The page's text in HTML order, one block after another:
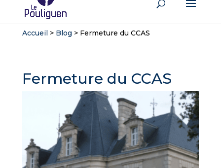
Accueil> Blog > Fermeture du CCAS
Fermeture du CCAS